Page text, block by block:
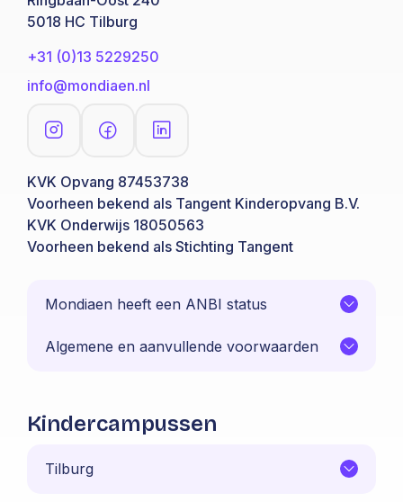
5018 HC Tilburg
+31 (0)13 5229250
info@mondiaen.nl
KVK Opvang 87453738
Voorheen bekend als Tangent Kinderopvang B.V.
KVK Onderwijs 18050563
Voorheen bekend als Stichting Tangent
Mondiaen heeft een ANBI status
Algemene en aanvullende voorwaarden
Kindercampussen
Tilburg